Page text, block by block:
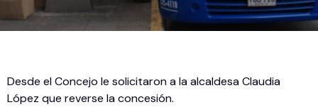
Desde el Concejo le solicitaron a la alcaldesa Claudia
López que reverse la concesión.